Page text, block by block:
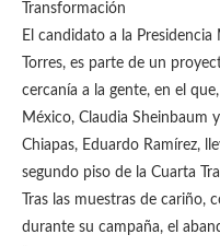
Transformación
El candidato a la
Torres, es parte de un
cercanía a la gente, en el
México, Claudia Sheinbaum
Chiapas, Eduardo Ramírez,
segundo piso de la Cuarta
Tras las muestras de
durante su campaña, el